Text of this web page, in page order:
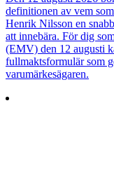
definitionen av vem
Henrik Nilsson en
att innebära. För dig
(EMV) den 12 augusti
fullmaktsformulär som
varumärkesägaren.